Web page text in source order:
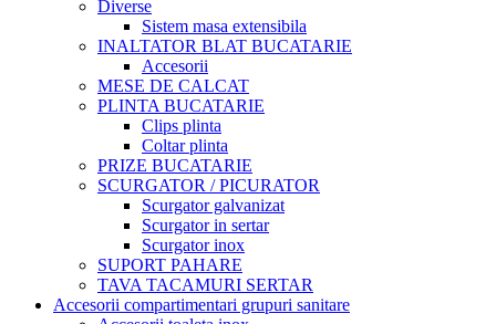
Diverse
Sistem masa extensibila
INALTATOR BLAT BUCATARIE
Accesorii
MESE DE CALCAT
PLINTA BUCATARIE
Clips plinta
Coltar plinta
PRIZE BUCATARIE
SCURGATOR / PICURATOR
Scurgator galvanizat
Scurgator in sertar
Scurgator inox
SUPORT PAHARE
TAVA TACAMURI SERTAR
Accesorii compartimentari grupuri sanitare